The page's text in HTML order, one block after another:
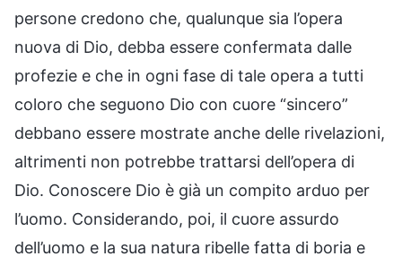
persone credono che, qualunque sia l’opera
nuova di Dio, debba essere confermata dalle
profezie e che in ogni fase di tale opera a tutti
coloro che seguono Dio con cuore “sincero”
debbano essere mostrate anche delle rivelazioni,
altrimenti non potrebbe trattarsi dell’opera di
Dio. Conoscere Dio è già un compito arduo per
l’uomo. Considerando, poi, il cuore assurdo
dell’uomo e la sua natura ribelle fatta di boria e